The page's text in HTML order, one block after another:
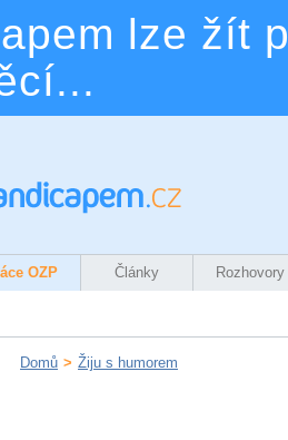
lze žít
OZP Články Rozhovory
Domů > Žiju s humorem